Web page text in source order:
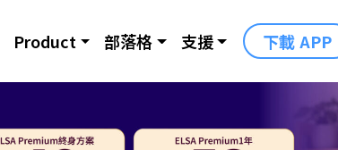
Product 部落格 支援 下載 APP